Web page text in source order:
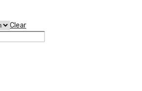
Clear